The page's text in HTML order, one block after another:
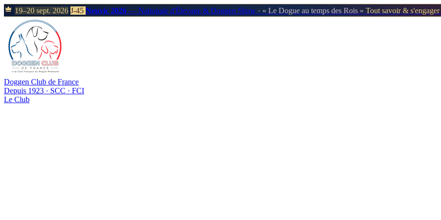
19–20 sept. 2026 J-45 Neuvic 2026 — Nationale d'Élevage & Doggen Show · « Le Dogue au temps des Rois » Tout savoir &
Doggen Club de France
Depuis 1923 · SCC · FCI
Le Club